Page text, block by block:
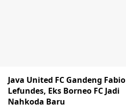
Java United FC Gandeng Fabio
Lefundes, Eks Borneo FC Jadi
Nahkoda Baru